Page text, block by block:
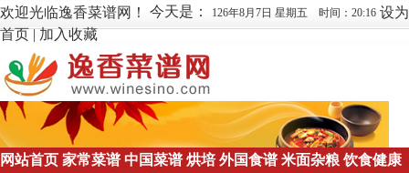
欢迎光临逸香菜谱网！ 今天是： 126年8月7日 星期五 时间：20:16 设为
首页|加入收藏
网站首页 家常菜谱 中国菜谱 烘培 外国食谱 米面杂粮 饮食健康